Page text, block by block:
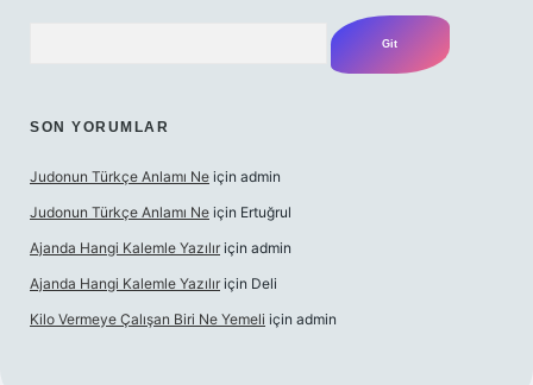
SON YORUMLAR
Judonun Türkçe Anlamı Ne için admin
Judonun Türkçe Anlamı Ne için Ertuğrul
Ajanda Hangi Kalemle Yazılır için admin
Ajanda Hangi Kalemle Yazılır için Deli
Kilo Vermeye Çalışan Biri Ne Yemeli için admin